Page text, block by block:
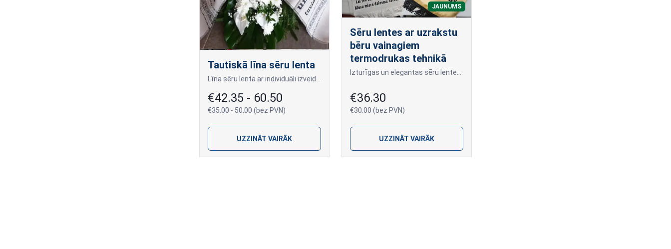
Tautiskā līna sēru lenta
€42.35 - 60.50
€35.00 - 50.00 (bez PVN)
UZZINĀT VAIRĀK
JAUNUMS
Sēru lentes ar uzrakstu
bēru vainagiem
termodrukas tehnikā
Izturīgas un elegantas sēru lentes ar uzrakstu, kas veidots termo apdrukas tehnikā.
€36.30
€30.00 (bez PVN)
UZZINĀT VAIRĀK